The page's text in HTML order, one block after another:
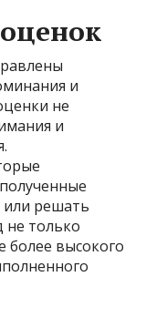
и
не
и
или решать
не только
более высокого